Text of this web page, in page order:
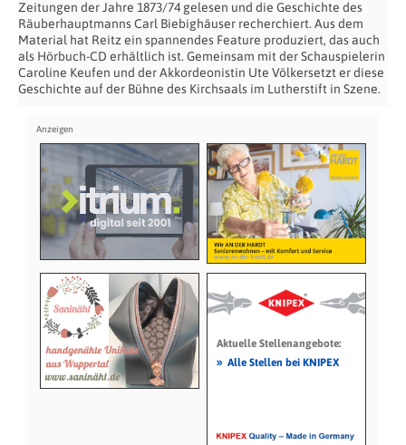
Zeitungen der Jahre 1873/74 gelesen und die Geschichte des
Räuberhauptmanns Carl Biebighäuser recherchiert. Aus dem
Material hat Reitz ein spannendes Feature produziert, das auch
als Hörbuch-CD erhältlich ist. Gemeinsam mit der Schauspielerin
Caroline Keufen und der Akkordeonistin Ute Völkersetzt er diese
Geschichte auf der Bühne des Kirchsaals im Lutherstift in Szene.
Aktuelle Stellenangebote:
» Alle Stellen bei KNIPEX